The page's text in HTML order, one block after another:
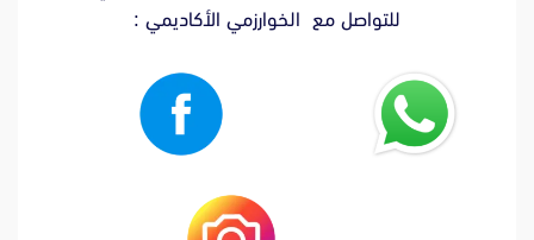
للتواصل مع الخوارزمي الأكاديمي :